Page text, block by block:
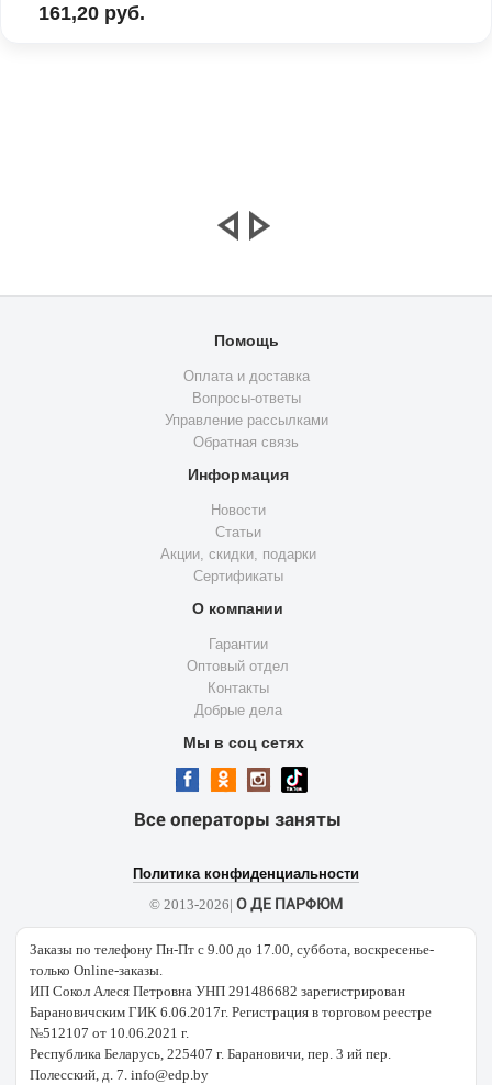
161,20 руб.
Помощь
Оплата и доставка
Вопросы-ответы
Управление рассылками
Обратная связь
Информация
Новости
Статьи
Акции, скидки, подарки
Сертификаты
О компании
Гарантии
Оптовый отдел
Контакты
Добрые дела
Мы в соц сетях
Все операторы заняты
Политика конфиденциальности
© 2013-2026| О ДЕ ПАРФЮМ
Заказы по телефону Пн-Пт с 9.00 до 17.00, суббота, воскресенье-
только Online-заказы.
ИП Сокол Алеся Петровна УНП 291486682 зарегистрирован
Барановичским ГИК 6.06.2017г. Регистрация в торговом реестре
№512107 от 10.06.2021 г.
Республика Беларусь, 225407 г. Барановичи, пер. 3 ий пер.
Полесский, д. 7. info@edp.by